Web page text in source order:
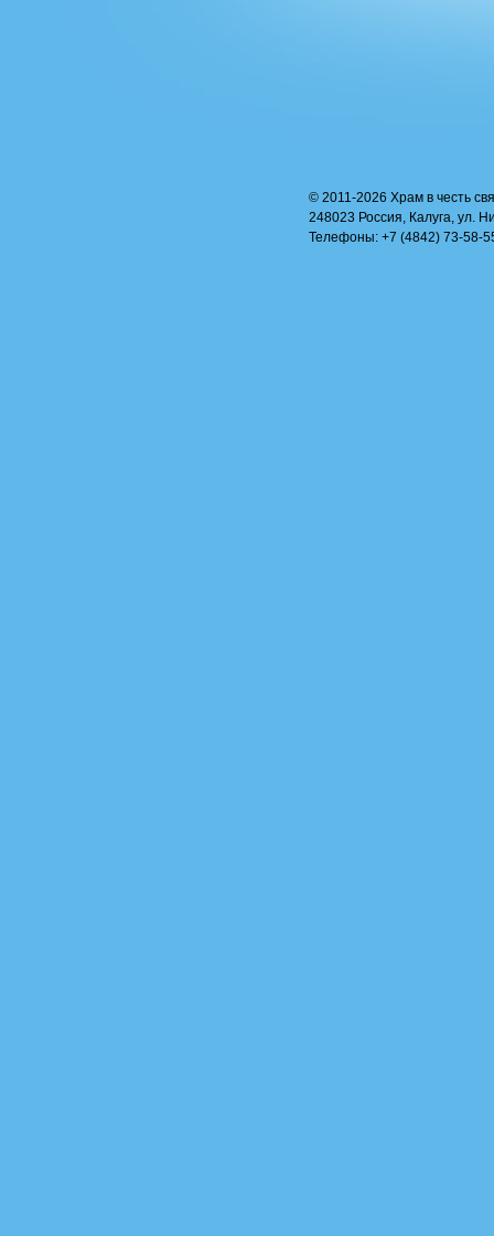
© 2011-2026 Храм в честь
248023 Россия, Калуга, ул.
Телефоны: +7 (4842) 73-58-